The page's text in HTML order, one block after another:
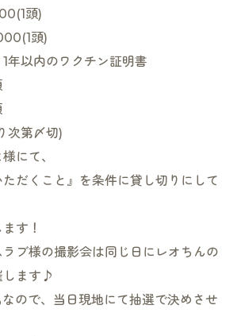
頭)
頭)
年以内のワクチン証明書
第〆切)
にて、
ただくこと』を条件に貸し切りにして
す！
ブ様の撮影会は同じ日にレオちんの
します♪
ので、当日現地にて抽選で決めさせ